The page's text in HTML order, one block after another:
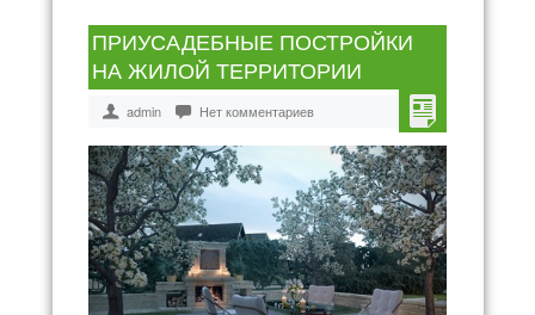
ПРИУСАДЕБНЫЕ ПОСТРОЙКИ
НА ЖИЛОЙ ТЕРРИТОРИИ
admin Нет комментариев